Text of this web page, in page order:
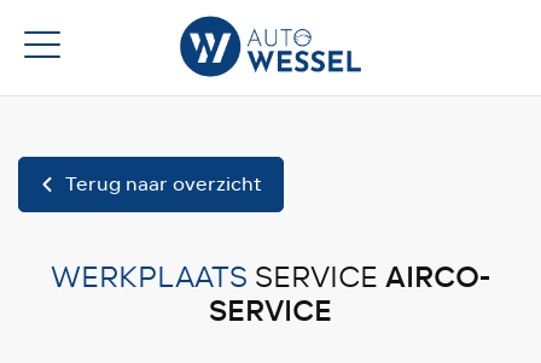
Terug naar overzicht
WERKPLAATS SERVICEAIRCO-
SERVICE